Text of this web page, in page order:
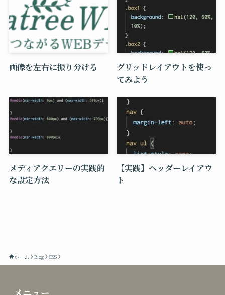
画像を左右に振り分ける
グリッドレイアウトを使っ
てみよう
メディアクエリーの実践的
な設定方法
【実践】ヘッダーレイアウ
ト
ホーム Blog CSS